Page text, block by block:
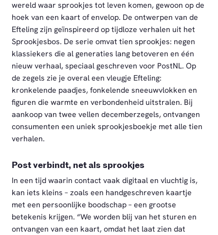
wereld waar sprookjes tot leven komen, gewoon op de
hoek van een kaart of envelop. De ontwerpen van de
Efteling zijn geïnspireerd op tijdloze verhalen uit het
Sprookjesbos. De serie omvat tien sprookjes: negen
klassiekers die al generaties lang betoveren en één
nieuw verhaal, speciaal geschreven voor PostNL. Op
de zegels zie je overal een vleugje Efteling:
kronkelende paadjes, fonkelende sneeuwvlokken en
figuren die warmte en verbondenheid uitstralen. Bij
aankoop van twee vellen decemberzegels, ontvangen
consumenten een uniek sprookjesboekje met alle tien
verhalen.
Post verbindt, net als sprookjes
In een tijd waarin contact vaak digitaal en vluchtig is,
kan iets kleins – zoals een handgeschreven kaartje
met een persoonlijke boodschap – een grootse
betekenis krijgen. “We worden blij van het sturen en
ontvangen van een kaart, omdat het laat zien dat